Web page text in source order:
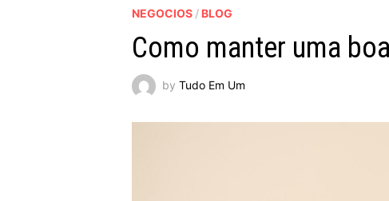
NEGOCIOS / BLOG
Como manter uma
byTudo Em Um